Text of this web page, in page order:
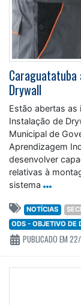
Drywall
Estão abertas
Instalação de
Municipal de
Aprendizagem
desenvolver
relativas à
sistema
NOTÍCIAS
ODS - OBJETIVO DE
PUBLICADO EM